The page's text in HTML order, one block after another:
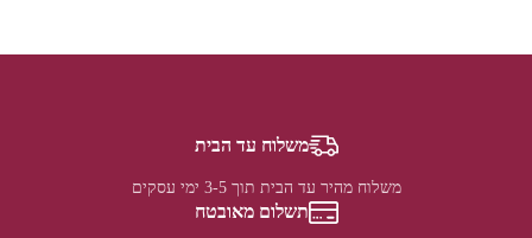
משלוח עד הבית
משלוח מהיר עד הבית תוך 3-5 ימי עסקים
תשלום מאובטח